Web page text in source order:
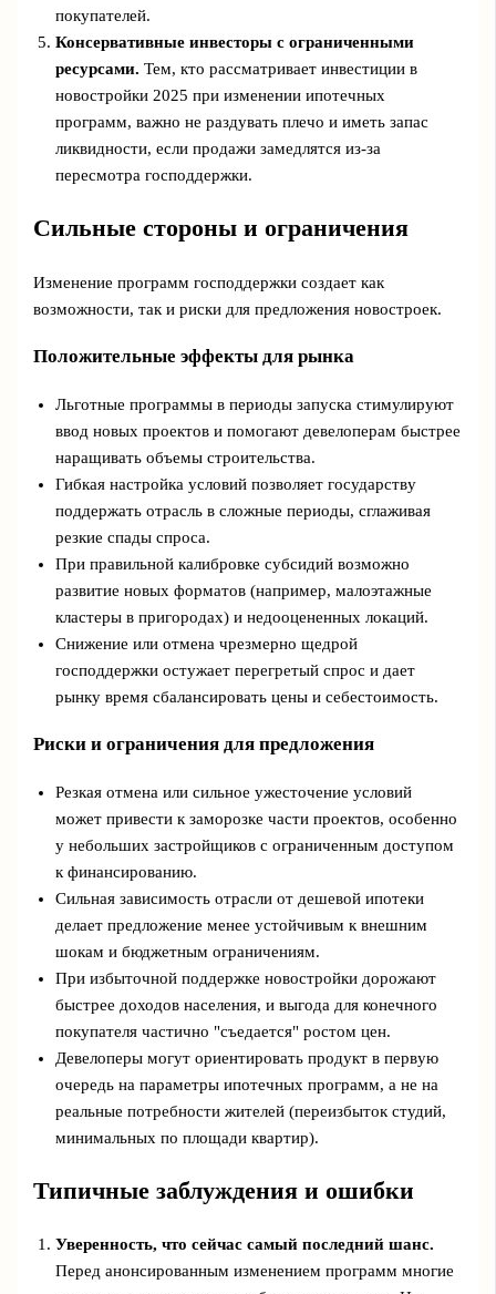
покупателей.
Консервативные инвесторы с ограниченными
ресурсами. Тем, кто рассматривает инвестиции в
новостройки 2025 при изменении ипотечных
программ, важно не раздувать плечо и иметь запас
ликвидности, если продажи замедлятся из-за
пересмотра господдержки.
Сильные стороны и ограничения
Изменение программ господдержки создает как
возможности, так и риски для предложения новостроек.
Положительные эффекты для рынка
Льготные программы в периоды запуска стимулируют
ввод новых проектов и помогают девелоперам быстрее
наращивать объемы строительства.
Гибкая настройка условий позволяет государству
поддержать отрасль в сложные периоды, сглаживая
резкие спады спроса.
При правильной калибровке субсидий возможно
развитие новых форматов (например, малоэтажные
кластеры в пригородах) и недооцененных локаций.
Снижение или отмена чрезмерно щедрой
господдержки остужает перегретый спрос и дает
рынку время сбалансировать цены и себестоимость.
Риски и ограничения для предложения
Резкая отмена или сильное ужесточение условий
может привести к заморозке части проектов, особенно
у небольших застройщиков с ограниченным доступом
к финансированию.
Сильная зависимость отрасли от дешевой ипотеки
делает предложение менее устойчивым к внешним
шокам и бюджетным ограничениям.
При избыточной поддержке новостройки дорожают
быстрее доходов населения, и выгода для конечного
покупателя частично "съедается" ростом цен.
Девелоперы могут ориентировать продукт в первую
очередь на параметры ипотечных программ, а не на
реальные потребности жителей (переизбыток студий,
минимальных по площади квартир).
Типичные заблуждения и ошибки
Уверенность, что сейчас самый последний шанс.
Перед анонсированным изменением программ многие